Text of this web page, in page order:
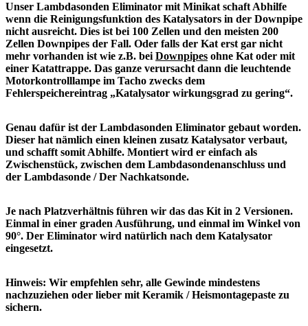
Unser Lambdasonden Eliminator mit Minikat schaft Abhilfe
wenn die Reinigungsfunktion des Katalysators in der Downpipe
nicht ausreicht. Dies ist bei 100 Zellen und den meisten 200
Zellen Downpipes der Fall. Oder falls der Kat erst gar nicht
mehr vorhanden ist wie z.B. bei Downpipes ohne Kat oder mit
einer Katattrappe. Das ganze verursacht dann die leuchtende
Motorkontrolllampe im Tacho zwecks dem
Fehlerspeichereintrag „Katalysator wirkungsgrad zu gering“.
Genau dafür ist der Lambdasonden Eliminator gebaut worden.
Dieser hat nämlich einen kleinen zusatz Katalysator verbaut,
und schafft somit Abhilfe. Montiert wird er einfach als
Zwischenstück, zwischen dem Lambdasondenanschluss und
der Lambdasonde / Der Nachkatsonde.
Je nach Platzverhältnis führen wir das das Kit in 2 Versionen.
Einmal in einer graden Ausführung, und einmal im Winkel von
90°. Der Eliminator wird natürlich nach dem Katalysator
eingesetzt.
Hinweis: Wir empfehlen sehr, alle Gewinde mindestens
nachzuziehen oder lieber mit Keramik / Heismontagepaste zu
sichern.